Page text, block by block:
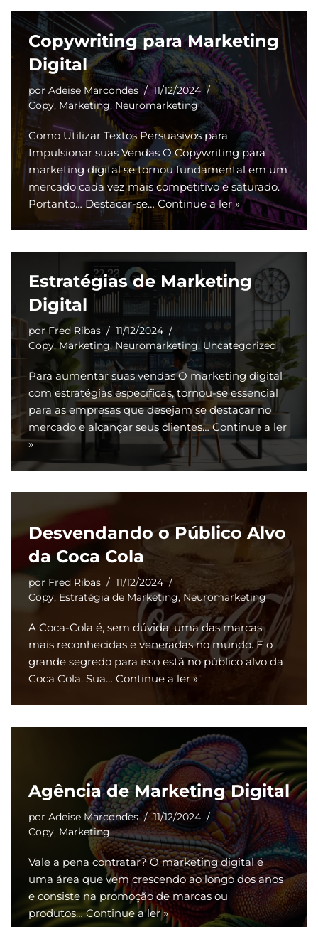
Copywriting para Marketing
Digital
por Adeise Marcondes
11/12/2024
Copy, Marketing,Neuromarketing
Como Utilizar Textos Persuasivos para
Impulsionar suas Vendas O Copywriting para
marketing digital se tornou fundamental em um
mercado cada vez mais competitivo e saturado.
Portanto… Destacar-se… Continue a ler »
Estratégias de Marketing
Digital
por Fred Ribas
11/12/2024
Copy,Marketing,Neuromarketing, Uncategorized
Para aumentar suas vendas O marketing digital
com estratégias específicas, tornou-se essencial
para as empresas que desejam se destacar no
mercado e alcançar seus clientes…Continue a ler
»
Desvendando o Público Alvo
da Coca Cola
por Fred Ribas
11/12/2024
Copy, Estratégia de Marketing, Neuromarketing
A Coca-Cola é, sem dúvida, uma das marcas
mais reconhecidas e veneradas no mundo. E o
grande segredo para isso está no público alvo da
Coca Cola. Sua… Continue a ler »
Agência de Marketing Digital
por Adeise Marcondes
11/12/2024
Copy, Marketing
Vale a pena contratar? O marketing digital é
uma área que vem crescendo ao longo dos anos
e consiste na promoção de marcas ou
produtos…Continue a ler »